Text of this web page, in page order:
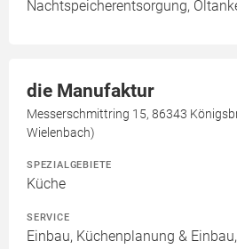
Nachtspeicherentsorgung,
die Manufaktur
Messerschmittring 15, 86343
Wielenbach)
SPEZIALGEBIETE
Küche
SERVICE
Einbau, Küchenplanung & Einbau,